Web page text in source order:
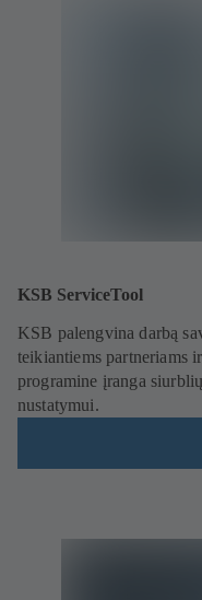
KSB ServiceTool
KSB palengvina darbą
teikiantiems partneriams
programine įranga
nustatymui.